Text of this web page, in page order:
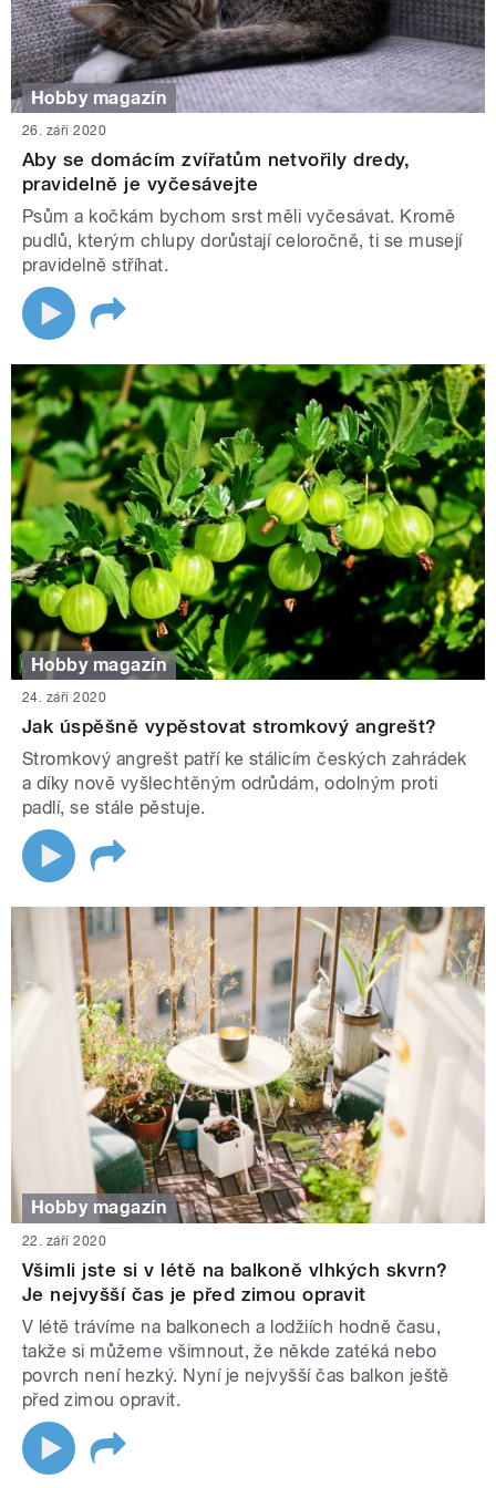
Hobby magazín
26. září 2020
Aby se domácím zvířatům netvořily dredy,
pravidelně je vyčesávejte
Psům a kočkám bychom srst měli vyčesávat. Kromě
pudlů, kterým chlupy dorůstají celoročně, ti se musejí
pravidelně stříhat.
Hobby magazín
24. září 2020
Jak úspěšně vypěstovat stromkový angrešt?
Stromkový angrešt patří ke stálicím českých zahrádek
a díky nově vyšlechtěným odrůdám, odolným proti
padlí, se stále pěstuje.
Hobby magazín
22. září 2020
Všimli jste si v létě na balkoně vlhkých skvrn?
Je nejvyšší čas je před zimou opravit
V létě trávíme na balkonech a lodžiích hodně času,
takže si můžeme všimnout, že někde zatéká nebo
povrch není hezký. Nyní je nejvyšší čas balkon ještě
před zimou opravit.